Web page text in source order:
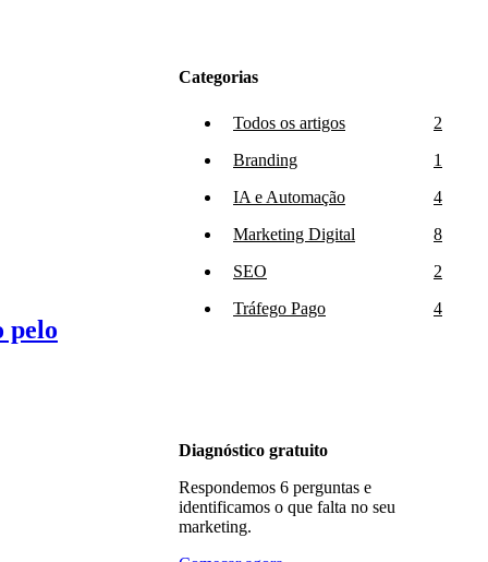
pelo
Categorias
Todos os artigos
2
Branding
1
IA e Automação
4
Marketing Digital
8
SEO
2
Tráfego Pago
4
Diagnóstico gratuito
Respondemos 6 perguntas e
identificamos o que falta no seu
marketing.